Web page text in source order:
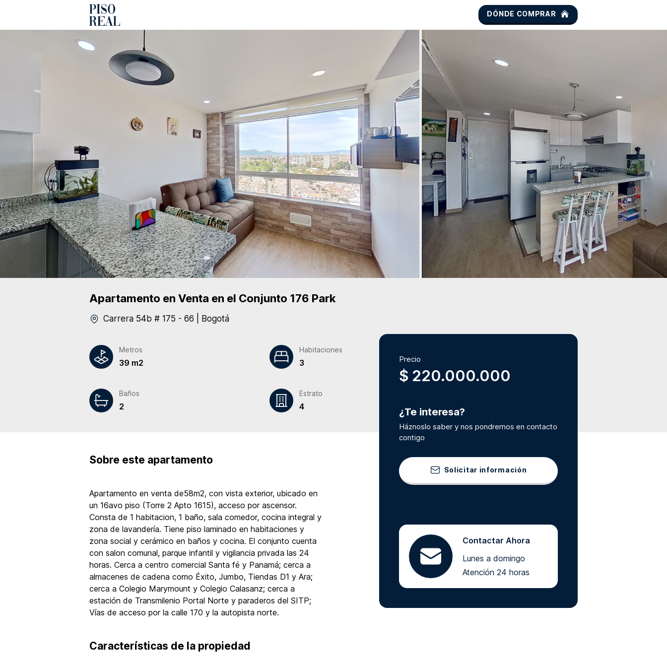
DÓNDE COMPRAR
Apartamento en Venta en el Conjunto 176 Park
Carrera 54b # 175 - 66 Bogotá
Metros
39 m2
Habitaciones
3
Baños
2
Estrato
4
Sobre este apartamento
Apartamento en venta de58m2, con vista exterior, ubicado en
un 16avo piso (Torre 2 Apto 1615), acceso por ascensor.
Consta de 1 habitacion, 1 baño, sala comedor, cocina integral y
zona de lavandería. Tiene piso laminado en habitaciones y
zona social y cerámico en baños y cocina. El conjunto cuenta
con salon comunal, parque infantil y vigilancia privada las 24
horas. Cerca a centro comercial Santa fé y Panamá; cerca a
almacenes de cadena como Éxito, Jumbo, Tiendas D1 y Ara;
cerca a Colegio Marymount y Colegio Calasanz; cerca a
estación de Transmilenio Portal Norte y paraderos del SITP;
Vías de acceso por la calle 170 y la autopista norte.
Características de la propiedad
Precio
$ 220.000.000
¿Te interesa?
Háznoslo saber y nos pondremos en contacto
contigo
Solicitar información
Contactar Ahora
Lunes a domingo
Atención 24 horas